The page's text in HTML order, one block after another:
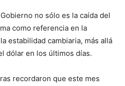
no sólo es la caída del
como referencia en la
estabilidad cambiaria, más allá
dólar en los últimos días.
recordaron que este mes